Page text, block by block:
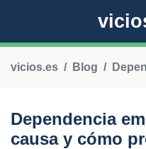
vicios.es Blog
Dependencia
causa y cómo